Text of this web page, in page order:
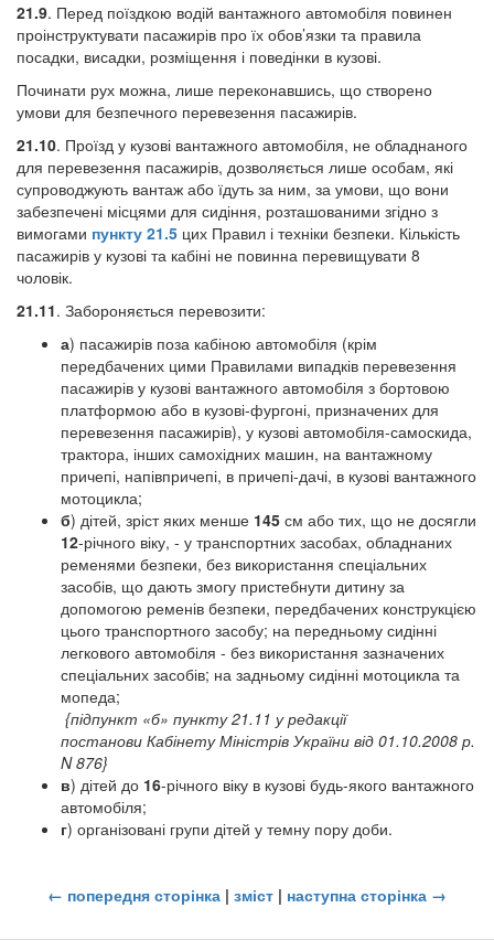
21.9. Перед поїздкою водій вантажного автомобіля повинен
проінструктувати пасажирів про їх обов’язки та правила
посадки, висадки, розміщення і поведінки в кузові.
Починати рух можна, лише переконавшись, що створено
умови для безпечного перевезення пасажирів.
21.10. Проїзд у кузові вантажного автомобіля, не обладнаного
для перевезення пасажирів, дозволяється лише особам, які
супроводжують вантаж або їдуть за ним, за умови, що вони
забезпечені місцями для сидіння, розташованими згідно з
вимогами пункту 21.5 цих Правил і техніки безпеки. Кількість
пасажирів у кузові та кабіні не повинна перевищувати 8
чоловік.
21.11. Забороняється перевозити:
а) пасажирів поза кабіною автомобіля (крім
передбачених цими Правилами випадків перевезення
пасажирів у кузові вантажного автомобіля з бортовою
платформою або в кузові-фургоні, призначених для
перевезення пасажирів), у кузові автомобіля-самоскида,
трактора, інших самохідних машин, на вантажному
причепі, напівпричепі, в причепі-дачі, в кузові вантажного
мотоцикла;
б) дітей, зріст яких менше 145 см або тих, що не досягли
12-річного віку, - у транспортних засобах, обладнаних
ременями безпеки, без використання спеціальних
засобів, що дають змогу пристебнути дитину за
допомогою ременів безпеки, передбачених конструкцією
цього транспортного засобу; на передньому сидінні
легкового автомобіля - без використання зазначених
спеціальних засобів; на задньому сидінні мотоцикла та
мопеда;
{підпункт «б» пункту 21.11 у редакції
постанови Кабінету Міністрів України від 01.10.2008 р.
N 876}
в) дітей до 16-річного віку в кузові будь-якого вантажного
автомобіля;
г) організовані групи дітей у темну пору доби.
← попередня сторінка | зміст | наступна сторінка →